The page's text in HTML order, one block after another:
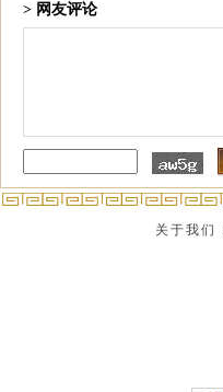
> 网友评论
关于我们